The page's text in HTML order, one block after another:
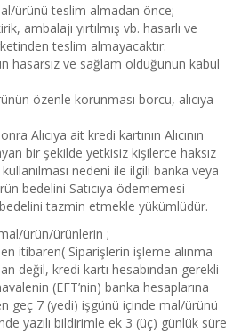
ürünü teslim almadan önce;
ambalajı yırtılmış vb. hasarlı ve
teslim almayacaktır.
hasarsız ve sağlam olduğunun kabul
özenle korunması borcu, alıcıya
Alıcıya ait kredi kartının Alıcının
bir şekilde yetkisiz kişilerce haksız
nedeni ile ilgili banka veya
bedelini Satıcıya ödememesi
tazmin etmekle yükümlüdür.
ürün/ürünlerin ;
itibaren( Siparişlerin işleme alınma
değil, kredi kartı hesabından gerekli
(EFT’nin) banka hesaplarına
geç 7 (yedi) işgünü içinde mal/ürünü
yazılı bildirimle ek 3 (üç) günlük süre